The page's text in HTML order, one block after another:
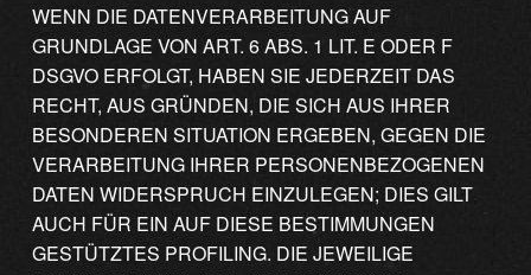
WENN DIE DATENVERARBEITUNG AUF
GRUNDLAGE VON ART. 6 ABS. 1 LIT. E ODER F
DSGVO ERFOLGT, HABEN SIE JEDERZEIT DAS
RECHT, AUS GRÜNDEN, DIE SICH AUS IHRER
BESONDEREN SITUATION ERGEBEN, GEGEN DIE
VERARBEITUNG IHRER PERSONENBEZOGENEN
DATEN WIDERSPRUCH EINZULEGEN; DIES GILT
AUCH FÜR EIN AUF DIESE BESTIMMUNGEN
GESTÜTZTES PROFILING. DIE JEWEILIGE